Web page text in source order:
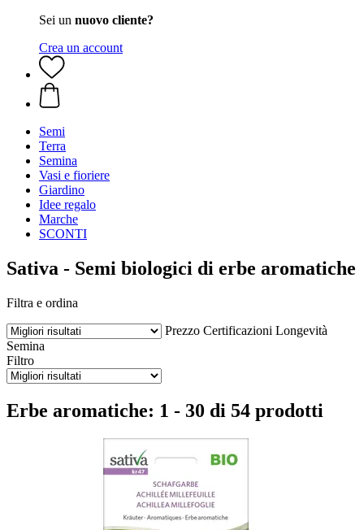
Sei un nuovo cliente?
Crea un account
Semi
Terra
Semina
Vasi e fioriere
Giardino
Idee regalo
Marche
SCONTI
Sativa - Semi biologici di erbe aromatiche
Filtra e ordina
Prezzo Certificazioni Longevità
Semina
Filtro
Erbe aromatiche: 1 - 30 di 54 prodotti